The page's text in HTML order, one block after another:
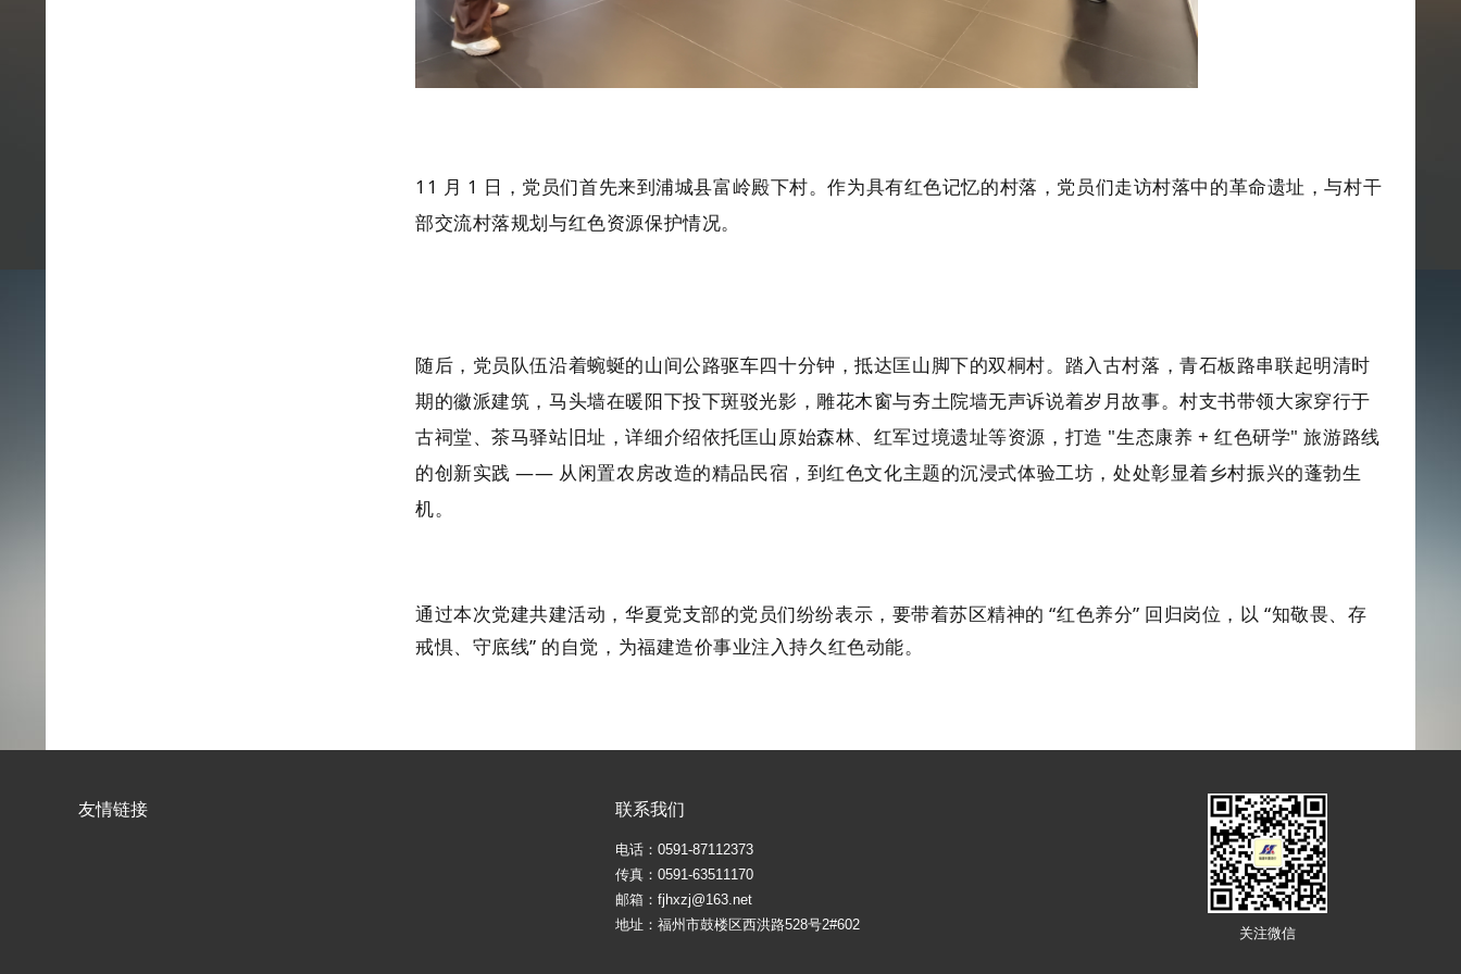
11 月 1 日，党员们首先来到浦城县富岭殿下村。作为具有红色记忆的村落，党员们走访村落中的革命遗址，与村干
部交流村落规划与红色资源保护情况。
随后，党员队伍沿着蜿蜒的山间公路驱车四十分钟，抵达匡山脚下的双桐村。踏入古村落，青石板路串联起明清时
期的徽派建筑，马头墙在暖阳下投下斑驳光影，雕花木窗与夯土院墙无声诉说着岁月故事。村支书带领大家穿行于
古祠堂、茶马驿站旧址，详细介绍依托匡山原始森林、红军过境遗址等资源，打造 "生态康养 + 红色研学" 旅游路线
的创新实践 —— 从闲置农房改造的精品民宿，到红色文化主题的沉浸式体验工坊，处处彰显着乡村振兴的蓬勃生
机。
通过本次党建共建活动，华夏党支部的党员们纷纷表示，要带着苏区精神的 “红色养分” 回归岗位，以 “知敬畏、存
戒惧、守底线” 的自觉，为福建造价事业注入持久红色动能。
友情链接 联系我们
电话：0591-87112373
传真：0591-63511170
邮箱：fjhxzj@163.net
地址：福州市鼓楼区西洪路528号2#602
关注微信